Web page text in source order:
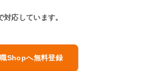
応しています。
Shopへ無料登録